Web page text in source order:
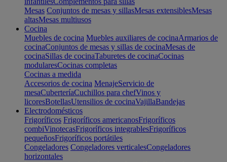
Mesas Conjuntos de mesas y sillasMesas extensiblesMesas
altasMesas multiusos
Cocina
Muebles de cocina Muebles auxiliares de cocinaArmarios de
cocinaConjuntos de mesas y sillas de cocinaMesas de
cocinaSillas de cocinaTaburetes de cocinaCocinas
modularesCocinas completas
Cocinas a medida
Accesorios de cocina MenajeServicio de
mesaCuberteríaCuchillos para chefVinos y
licoresBotellasUtensilios de cocinaVajillaBandejas
Electrodomésticos
Frigoríficos Frigoríficos americanosFrigoríficos
combiVinotecasFrigoríficos integrablesFrigoríficos
pequeñosFrigoríficos portátiles
Congeladores Congeladores verticalesCongeladores
horizontales